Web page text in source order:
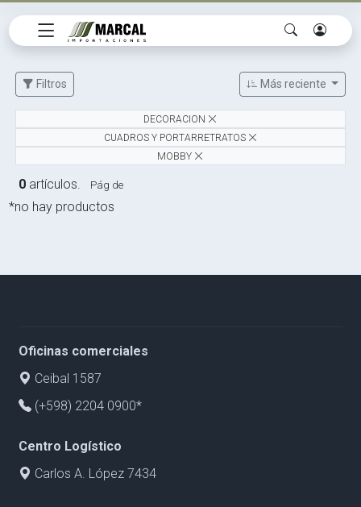
Filtros Más reciente
DECORACION
CUADROS Y PORTARRETRATOS
MOBBY
*no hay productos
0 artículos. Pág de
Oficinas comerciales
Ceibal 1587
(+598) 2204 0900*
Centro Logístico
Carlos A. López 7434